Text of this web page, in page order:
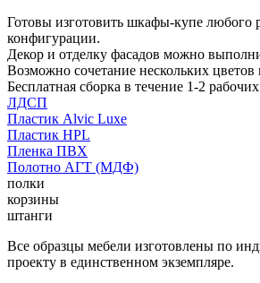
Готовы изготовить шкафы-купе любого
конфигурации.
Декор и отделку фасадов можно
Возможно сочетание нескольких цветов
Бесплатная сборка в течение 1-2
ЛДСП
Пластик Alvic Luxe
Пластик HPL
Пленка ПВХ
Полотно АГТ (МДФ)
полки
корзины
штанги
Все образцы мебели изготовлены по
проекту в единственном экземпляре.